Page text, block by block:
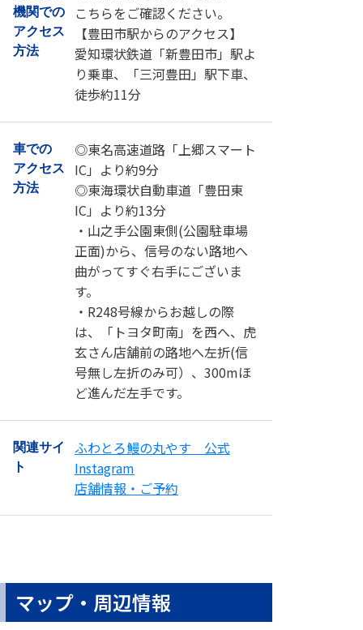
機関での
アクセス
方法
こちらをご確認ください。
【豊田市駅からのアクセス】
愛知環状鉄道「新豊田市」駅よ
り乗車、「三河豊田」駅下車、
徒歩約11分
車での
アクセス
方法
◎東名高速道路「上郷スマート
IC」より約9分
◎東海環状自動車道「豊田東
IC」より約13分
・山之手公園東側(公園駐車場
正面)から、信号のない路地へ
曲がってすぐ右手にございま
す。
・R248号線からお越しの際
は、「トヨタ町南」を西へ、虎
玄さん店舗前の路地へ左折(信
号無し左折のみ可）、300mほ
ど進んだ左手です。
関連サイ
ト
ふわとろ鰻の丸やす 公式
Instagram
店舗情報・ご予約
マップ・周辺情報